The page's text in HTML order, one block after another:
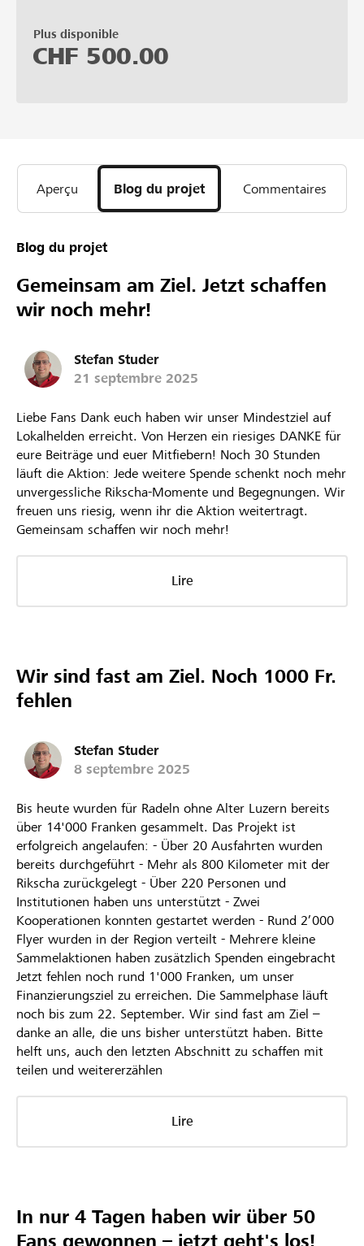
Plus disponible
CHF 500.00
Aperçu Blog du projet Commentaires
Blog du projet
Gemeinsam am Ziel. Jetzt schaffen
wir noch mehr!
Stefan Studer
21 septembre 2025
Liebe Fans Dank euch haben wir unser Mindestziel auf
Lokalhelden erreicht. Von Herzen ein riesiges DANKE für
eure Beiträge und euer Mitfiebern! Noch 30 Stunden
läuft die Aktion: Jede weitere Spende schenkt noch mehr
unvergessliche Rikscha-Momente und Begegnungen. Wir
freuen uns riesig, wenn ihr die Aktion weitertragt.
Gemeinsam schaffen wir noch mehr!
Lire
Wir sind fast am Ziel. Noch 1000 Fr.
fehlen
Stefan Studer
8 septembre 2025
Bis heute wurden für Radeln ohne Alter Luzern bereits
über 14'000 Franken gesammelt. Das Projekt ist
erfolgreich angelaufen: - Über 20 Ausfahrten wurden
bereits durchgeführt - Mehr als 800 Kilometer mit der
Rikscha zurückgelegt - Über 220 Personen und
Institutionen haben uns unterstützt - Zwei
Kooperationen konnten gestartet werden - Rund 2’000
Flyer wurden in der Region verteilt - Mehrere kleine
Sammelaktionen haben zusätzlich Spenden eingebracht
Jetzt fehlen noch rund 1'000 Franken, um unser
Finanzierungsziel zu erreichen. Die Sammelphase läuft
noch bis zum 22. September. Wir sind fast am Ziel –
danke an alle, die uns bisher unterstützt haben. Bitte
helft uns, auch den letzten Abschnitt zu schaffen mit
teilen und weitererzählen
Lire
In nur 4 Tagen haben wir über 50
Fans gewonnen – jetzt geht's los!